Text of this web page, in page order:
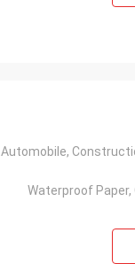
Automobile,
Waterproof Paper,